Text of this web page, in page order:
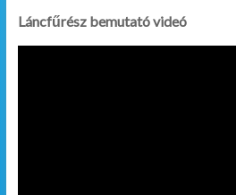
Láncfűrész bemutató videó